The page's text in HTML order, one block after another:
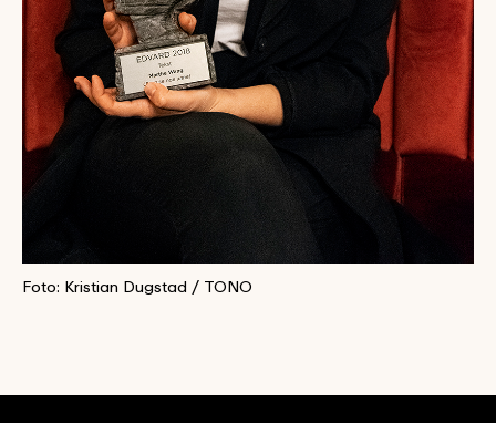
Foto: Kristian Dugstad / TONO